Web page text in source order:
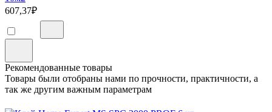
607,37₽
Рекомендованные товары
Товары были отобраны нами по прочности, практичности, а
так же другим важным параметрам